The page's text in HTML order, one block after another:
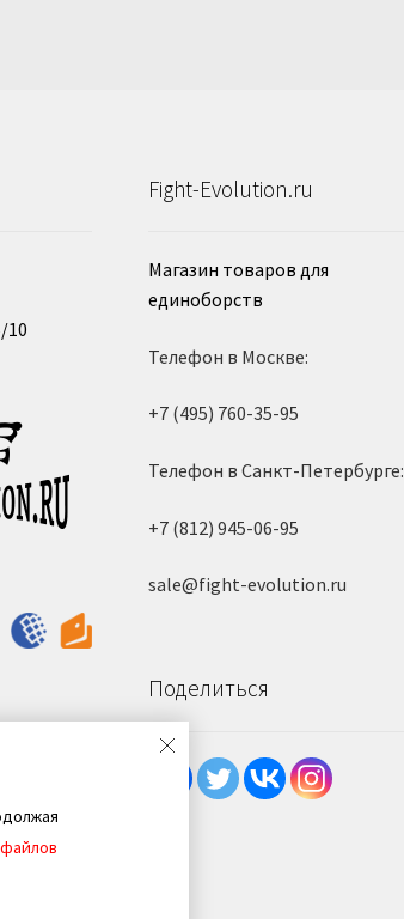
10
Fight-Evolution.ru
Магазин товаров для
единоборств
Телефон в Москве:
+7 (495) 760-35-95
Телефон в Санкт-Петербурге:
+7 (812) 945-06-95
sale@fight-evolution.ru
Поделиться